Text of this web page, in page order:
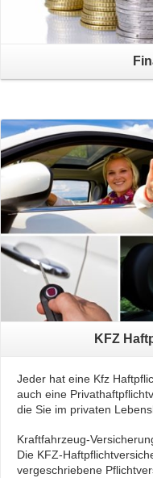
KFZ
Jeder hat eine Kfz
auch eine
die Sie im privaten
Kraftfahrzeug-
Die KFZ-
vergeschriebene